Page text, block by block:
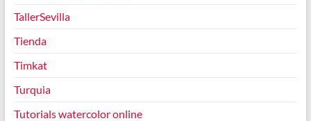
TallerSevilla
Tienda
Timkat
Turquia
Tutorials watercolor online